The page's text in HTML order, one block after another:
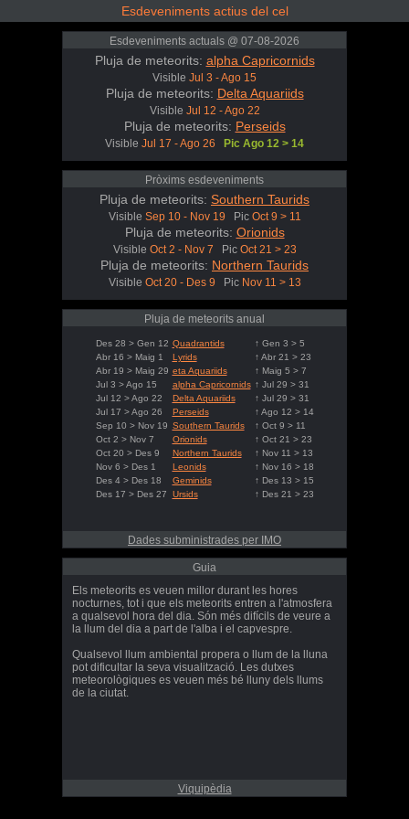
Esdeveniments actius del cel
Esdeveniments actuals @ 07-08-2026
Pluja de meteorits: alpha Capricornids
Visible Jul 3 - Ago 15
Pluja de meteorits: Delta Aquariids
Visible Jul 12 - Ago 22
Pluja de meteorits: Perseids
Visible Jul 17 - Ago 26 Pic Ago 12 > 14
Pròxims esdeveniments
Pluja de meteorits: Southern Taurids
Visible Sep 10 - Nov 19 Pic Oct 9 > 11
Pluja de meteorits: Orionids
Visible Oct 2 - Nov 7 Pic Oct 21 > 23
Pluja de meteorits: Northern Taurids
Visible Oct 20 - Des 9 Pic Nov 11 > 13
Pluja de meteorits anual
Des 28 > Gen 12 Quadrantids
↑ Gen 3 > 5
Abr 16 > Maig 1
Lyrids
↑ Abr 21 > 23
Abr 19 > Maig 29 eta Aquariids
↑ Maig 5 > 7
Jul 3 > Ago 15
alpha Capricornids ↑ Jul 29 > 31
Jul 12 > Ago 22
Delta Aquariids
↑ Jul 29 > 31
Jul 17 > Ago 26
Perseids
↑ Ago 12 > 14
Sep 10 > Nov 19 Southern Taurids
↑ Oct 9 > 11
Oct 2 > Nov 7
Orionids
↑ Oct 21 > 23
Oct 20 > Des 9
Northern Taurids
↑ Nov 11 > 13
Nov 6 > Des 1
Leonids
↑ Nov 16 > 18
Des 4 > Des 18
Geminids
↑ Des 13 > 15
Des 17 > Des 27
Ursids ↑ Des 21 > 23
Dades subministrades per IMO
Guia
Els meteorits es veuen millor durant les hores
nocturnes, tot i que els meteorits entren a l'atmosfera
a qualsevol hora del dia. Són més difícils de veure a
la llum del dia a part de l'alba i el capvespre.
Qualsevol llum ambiental propera o llum de la lluna
pot dificultar la seva visualització. Les dutxes
meteorològiques es veuen més bé lluny dels llums
de la ciutat.
Viquipèdia